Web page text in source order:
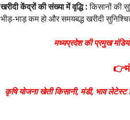
खरीदी केंद्रों की संख्या में वृद्धि :किसानों की
भीड़-भाड़ कम हो और समयबद्ध खरीदी
मध्यप्रदेश की प्रमुख
कृषि योजना खेती किसानी, मंडी, भाव